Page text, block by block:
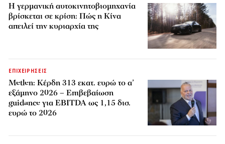
Η γερμανική αυτοκινητοβιομηχανία
βρίσκεται σε κρίση: Πώς η Κίνα
απειλεί την κυριαρχία της
ΕΠΙΧΕΙΡΗΣΕΙΣ
Metlen: Κέρδη 313 εκατ. ευρώ το α’
εξάμηνο 2026 – Επιβεβαίωση
guidance για EBITDA ως 1,15 δισ.
ευρώ το 2026